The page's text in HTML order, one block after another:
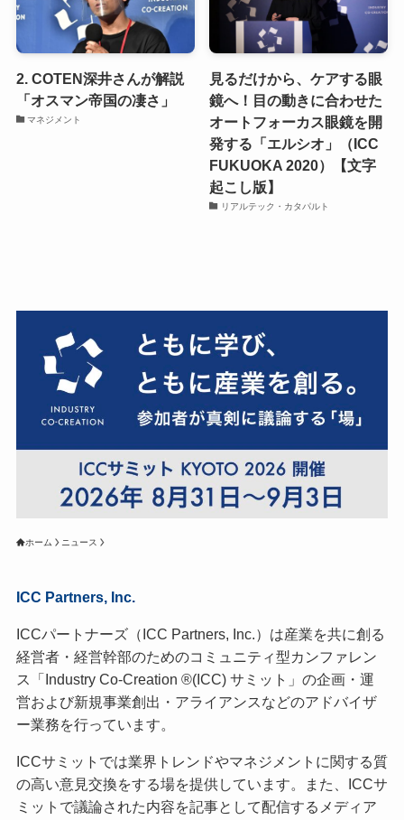
2. COTEN深井さんが解説
「オスマン帝国の凄さ」
マネジメント
見るだけから、ケアする眼
鏡へ！目の動きに合わせた
オートフォーカス眼鏡を開
発する「エルシオ」（ICC
FUKUOKA 2020）【文字
起こし版】
リアルテック・カタパルト
ホーム ニュース
ICC Partners, Inc.
ICCパートナーズ（ICC Partners, Inc.）は産業を共に創る
経営者・経営幹部のためのコミュニティ型カンファレン
ス「Industry Co-Creation ®(ICC) サミット」の企画・運
営および新規事業創出・アライアンスなどのアドバイザ
ー業務を行っています。
ICCサミットでは業界トレンドやマネジメントに関する質
の高い意見交換をする場を提供しています。また、ICCサ
ミットで議論された内容を記事として配信するメディア